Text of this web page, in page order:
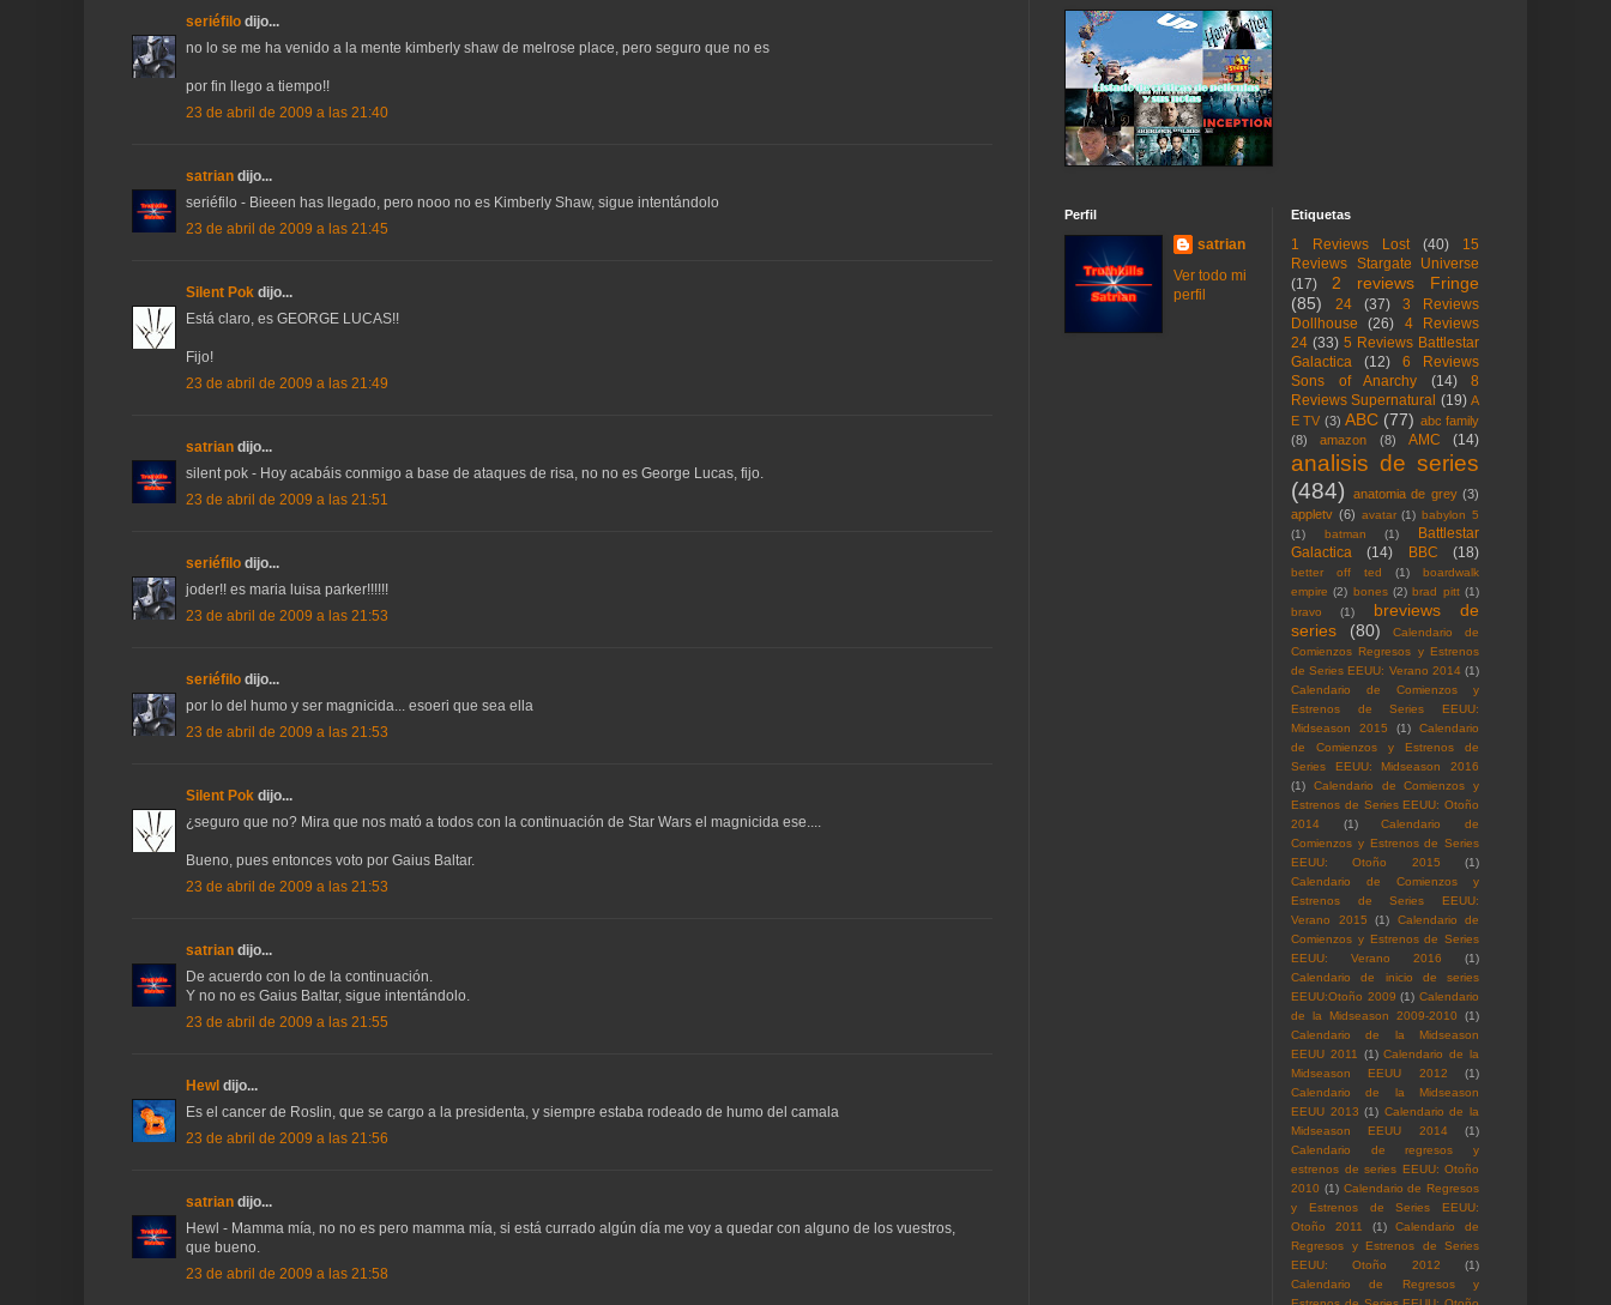
seriéfilo dijo...
no lo se me ha venido a la mente kimberly shaw de melrose place, pero seguro que no es
por fin llego a tiempo!!
23 de abril de 2009 a las 21:40
satrian dijo...
seriéfilo - Bieeen has llegado, pero nooo no es Kimberly Shaw, sigue intentándolo
23 de abril de 2009 a las 21:45
Silent Pok dijo...
Está claro, es GEORGE LUCAS!!
Fijo!
23 de abril de 2009 a las 21:49
satrian dijo...
silent pok - Hoy acabáis conmigo a base de ataques de risa, no no es George Lucas, fijo.
23 de abril de 2009 a las 21:51
seriéfilo dijo...
joder!! es maria luisa parker!!!!!!
23 de abril de 2009 a las 21:53
seriéfilo dijo...
por lo del humo y ser magnicida... esoeri que sea ella
23 de abril de 2009 a las 21:53
Silent Pok dijo...
¿seguro que no? Mira que nos mató a todos con la continuación de Star Wars el magnicida ese....
Bueno, pues entonces voto por Gaius Baltar.
23 de abril de 2009 a las 21:53
satrian dijo...
De acuerdo con lo de la continuación.
Y no no es Gaius Baltar, sigue intentándolo.
23 de abril de 2009 a las 21:55
Hewl dijo...
Es el cancer de Roslin, que se cargo a la presidenta, y siempre estaba rodeado de humo del camala
23 de abril de 2009 a las 21:56
satrian dijo...
Hewl - Mamma mía, no no es pero mamma mía, si está currado algún día me voy a quedar con alguno de los vuestros,
que bueno.
23 de abril de 2009 a las 21:58
Perfil
satrian
Ver todo mi
perfil
Etiquetas
1 Reviews Lost (40)
15
Reviews Stargate Universe
(17)
2 reviews Fringe
(85)
24 (37)
3 Reviews
Dollhouse
(26)
4 Reviews
24 (33) 5 Reviews Battlestar
Galactica
(12)
6 Reviews
Sons of Anarchy
(14)
8
Reviews Supernatural (19) A
E TV (3) ABC (77) abc family
(8)
amazon (8) AMC (14)
analisis de series
(484)
anatomia de grey (3)
appletv (6) avatar (1) babylon 5
(1)
batman (1)
Battlestar
Galactica
(14) BBC (18)
better off ted (1)
boardwalk
empire (2) bones (2) brad pitt (1)
bravo
(1)
breviews de
series
(80)
Calendario de
Comienzos Regresos y Estrenos
de Series EEUU: Verano 2014 (1)
Calendario de Comienzos y
Estrenos de Series EEUU:
Midseason 2015
(1)
Calendario
de Comienzos y Estrenos de
Series EEUU: Midseason 2016
(1)
Calendario de Comienzos y
Estrenos de Series EEUU: Otoño
2014
(1)
Calendario de
Comienzos y Estrenos de Series
EEUU: Otoño 2015
(1)
Calendario de Comienzos y
Estrenos de Series EEUU:
Verano 2015
(1)
Calendario de
Comienzos y Estrenos de Series
EEUU: Verano 2016
(1)
Calendario de inicio de series
EEUU:Otoño 2009 (1) Calendario
de la Midseason 2009-2010
(1)
Calendario de la Midseason
EEUU 2011 (1) Calendario de la
Midseason EEUU 2012
(1)
Calendario de la Midseason
EEUU 2013 (1) Calendario de la
Midseason EEUU 2014
(1)
Calendario de regresos y
estrenos de series EEUU: Otoño
2010 (1) Calendario de Regresos
y Estrenos de Series EEUU:
Otoño 2011
(1)
Calendario de
Regresos y Estrenos de Series
EEUU: Otoño 2012
(1)
Calendario de Regresos y